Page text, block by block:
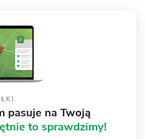
pasuje na Twoją
to sprawdzimy!